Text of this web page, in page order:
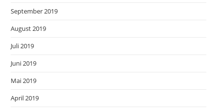
September 2019
August 2019
Juli 2019
Juni 2019
Mai 2019
April 2019